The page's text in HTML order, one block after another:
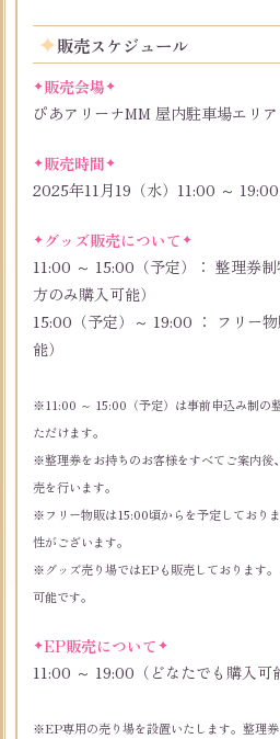
販売スケジュール
販売会場
ぴあアリーナMM 屋内駐車場エリア
販売時間
2025年11月19（水）11:00 ～ 19:00
グッズ販売について
11:00 ～ 15:00（予定）： 整理券
方のみ購入可能）
15:00（予定）～ 19:00 ： フリー
能）
※11:00 ～ 15:00（予定）は事前申込み制の
ただけます。
※整理券をお持ちのお客様をすべてご案内後
売を行います。
※フリー物販は15:00頃からを予定しており
性がございます。
※グッズ売り場ではEPも販売しております
可能です。
EP販売について
11:00 ～ 19:00（どなたでも購入可
※EP専用の売り場を設置いたします。整理